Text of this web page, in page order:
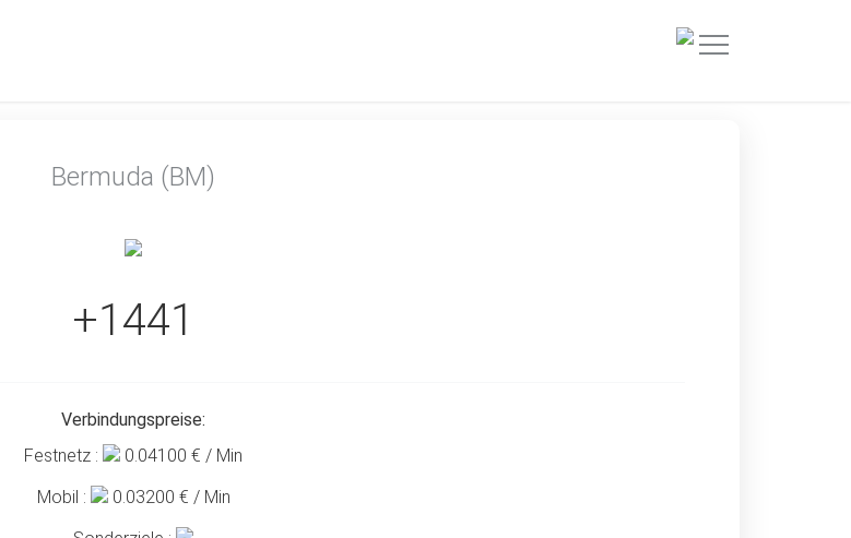
Bermuda (BM)
+1441
Verbindungspreise:
Festnetz :
0.04100 € / Min
Mobil :
0.03200 € / Min